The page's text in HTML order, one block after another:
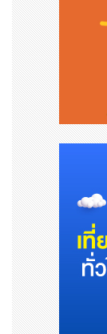
(รฟท.) ในการข
ศไทย กับสถานีท่
นเนอร์ที่จัดเตรี
าย หนึ่งในนั้นคือ
พาเลทเหล็กจ
อมูล (data
น ระดับแรงสั่นส
* อุปกรณ์อิเล็ก
าทางกายภาพต่
ความชื้น แรงดัน
ถบันทึกและจัดเก็
ง
การขนส่งโดยใช้